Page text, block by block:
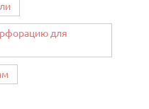
для